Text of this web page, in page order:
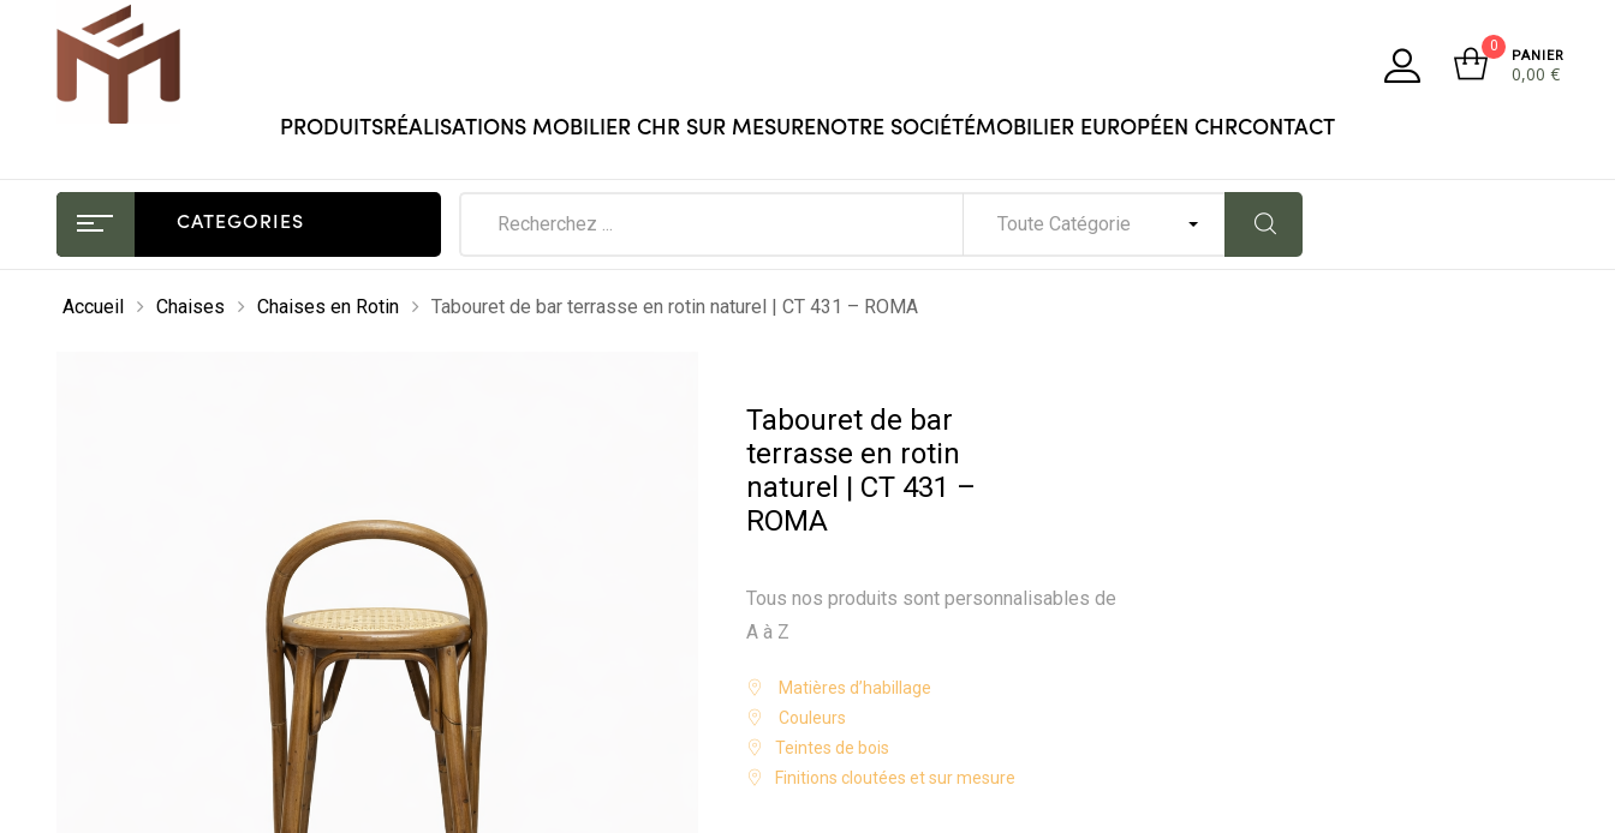
PRODUITSRÉALISATIONS MOBILIER CHR SUR MESURENOTRE SOCIÉTÉMOBILIER EUROPÉEN CHRCONTACT
0
PANIER
0,00 €
CATEGORIES Toute Catégorie
Accueil Chaises Chaises en Rotin Tabouret de bar terrasse en rotin naturel | CT 431 – ROMA
Tabouret de bar
terrasse en rotin
naturel | CT 431 –
ROMA
Tous nos produits sont personnalisables de
A à Z
Matières d’habillage
Couleurs
Teintes de bois
Finitions cloutées et sur mesure